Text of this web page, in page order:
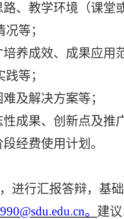
、教学环境（课堂
况等；
培养成效、成果应用
等；
及解决方案等；
成果、创新点及推
经费使用计划。
进行汇报答辩，基
@sdu.edu.cn。 建议